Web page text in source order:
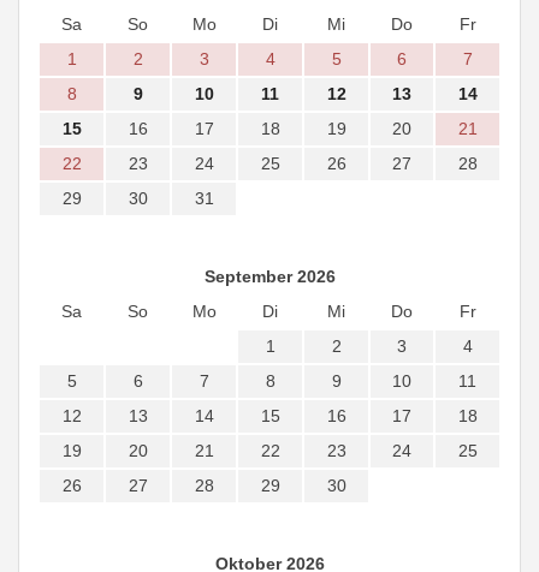
Sa
So Mo Di Mi Do
Fr
1
2 3 4 5 6
7
8
9 10 11 12 13
14
15
16 17 18 19 20
21
22
23 24 25 26 27
28
29
30 31
September 2026
Sa
So Mo Di Mi Do
Fr
1
2 3
4
5
6 7 8 9 10
11
12
13 14 15 16 17
18
19
20 21 22 23 24
25
26
27 28 29 30
Oktober 2026